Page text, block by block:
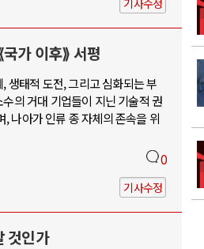
기사수정
가 이후⟫ 서평
생태적 도전, 그리고 심화되는 부
의 거대 기업들이 지닌 기술적 권
나아가 인류 종 자체의 존속을 위
0
기사수정
것인가